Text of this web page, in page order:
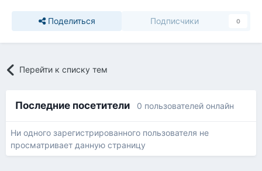
Поделиться Подписчики 0
Перейти к списку тем
Последние посетители 0 пользователей онлайн
Ни одного зарегистрированного пользователя не
просматривает данную страницу